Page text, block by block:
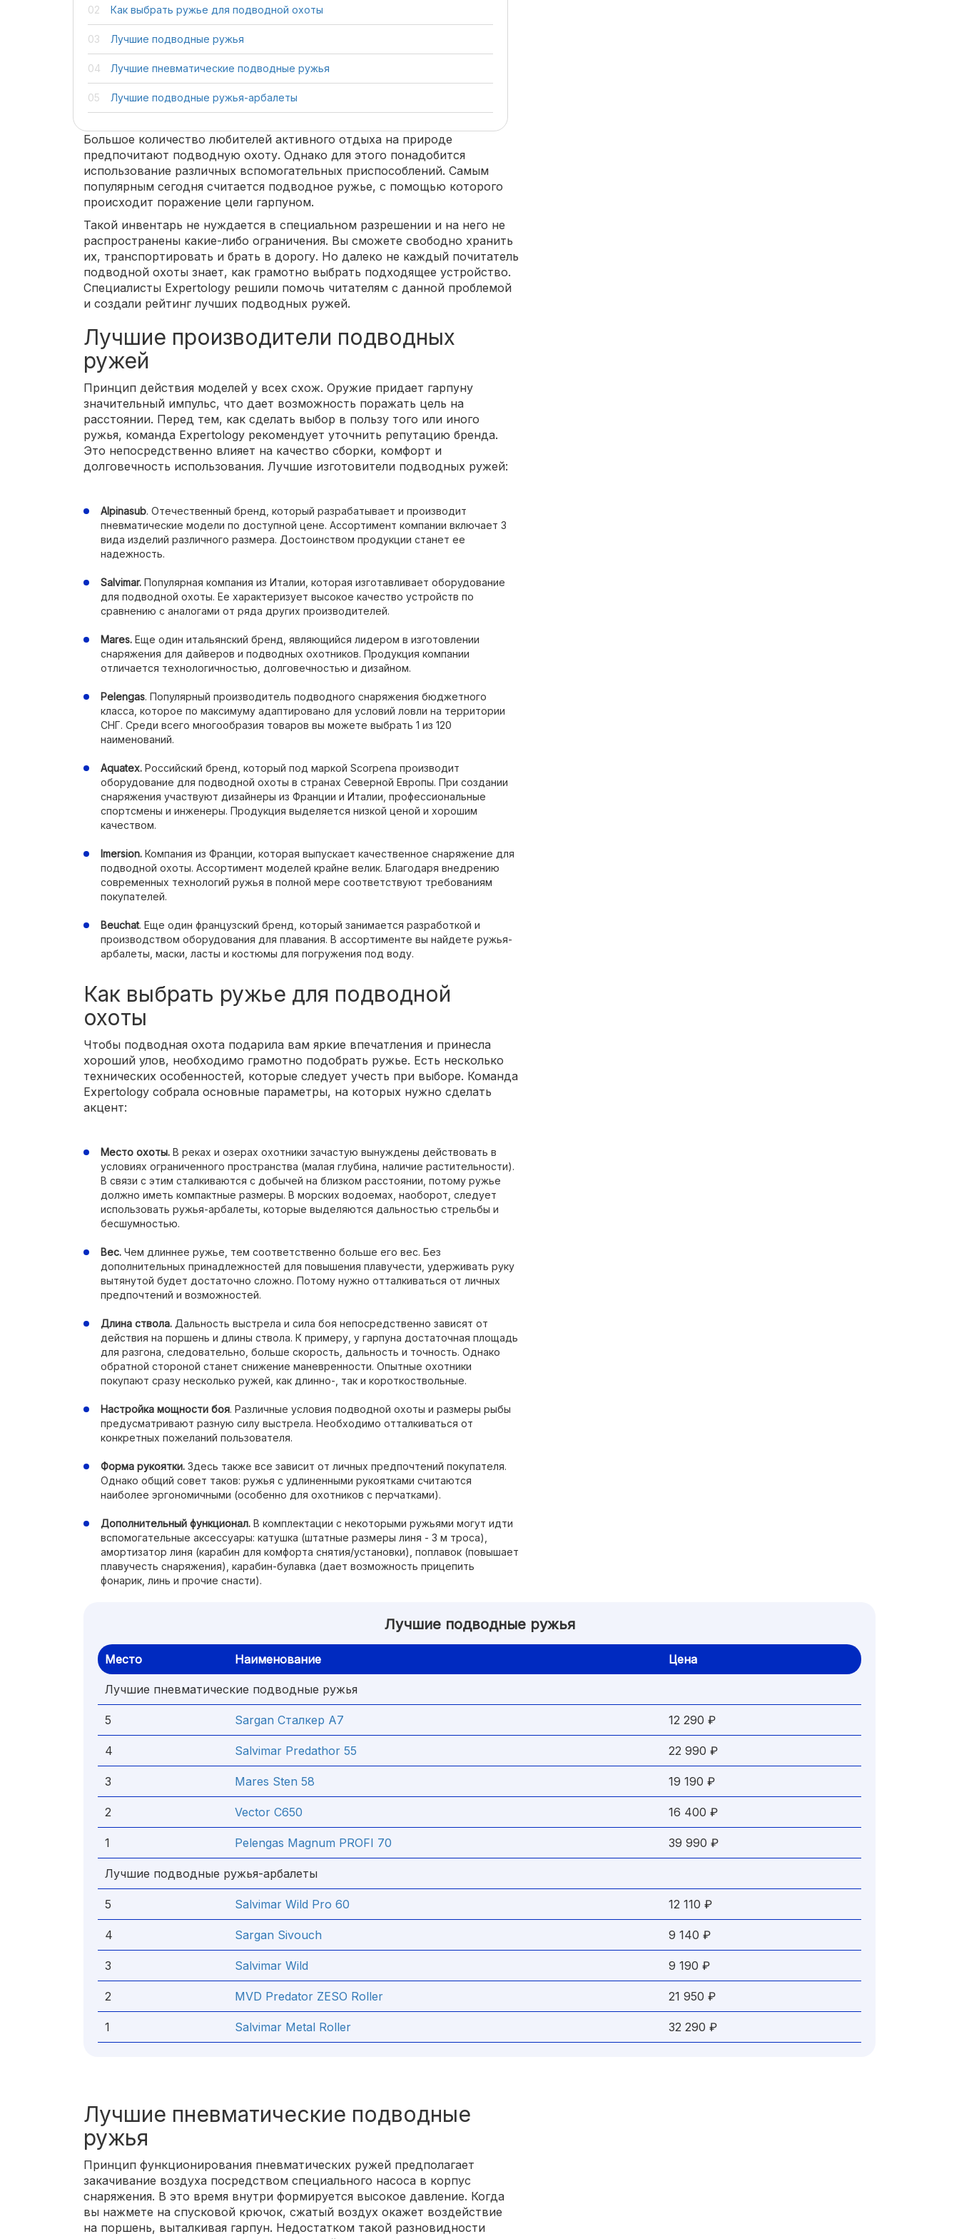
Как выбрать ружье для подводной охоты
Лучшие подводные ружья
Лучшие пневматические подводные ружья
Лучшие подводные ружья-арбалеты
Большое количество любителей активного отдыха на природе
предпочитают подводную охоту. Однако для этого понадобится
использование различных вспомогательных приспособлений. Самым
популярным сегодня считается подводное ружье, с помощью которого
происходит поражение цели гарпуном.
Такой инвентарь не нуждается в специальном разрешении и на него не
распространены какие-либо ограничения. Вы сможете свободно хранить
их, транспортировать и брать в дорогу. Но далеко не каждый почитатель
подводной охоты знает, как грамотно выбрать подходящее устройство.
Специалисты Expertology решили помочь читателям с данной проблемой
и создали рейтинг лучших подводных ружей.
Лучшие производители подводных
ружей
Принцип действия моделей у всех схож. Оружие придает гарпуну
значительный импульс, что дает возможность поражать цель на
расстоянии. Перед тем, как сделать выбор в пользу того или иного
ружья, команда Expertology рекомендует уточнить репутацию бренда.
Это непосредственно влияет на качество сборки, комфорт и
долговечность использования. Лучшие изготовители подводных ружей:
Alpinasub. Отечественный бренд, который разрабатывает и производит
пневматические модели по доступной цене. Ассортимент компании включает 3
вида изделий различного размера. Достоинством продукции станет ее
надежность.
Salvimar. Популярная компания из Италии, которая изготавливает оборудование
для подводной охоты. Ее характеризует высокое качество устройств по
сравнению с аналогами от ряда других производителей.
Mares. Еще один итальянский бренд, являющийся лидером в изготовлении
снаряжения для дайверов и подводных охотников. Продукция компании
отличается технологичностью, долговечностью и дизайном.
Pelengas. Популярный производитель подводного снаряжения бюджетного
класса, которое по максимуму адаптировано для условий ловли на территории
СНГ. Среди всего многообразия товаров вы можете выбрать 1 из 120
наименований.
Aquatex. Российский бренд, который под маркой Scorpena производит
оборудование для подводной охоты в странах Северной Европы. При создании
снаряжения участвуют дизайнеры из Франции и Италии, профессиональные
спортсмены и инженеры. Продукция выделяется низкой ценой и хорошим
качеством.
Imersion. Компания из Франции, которая выпускает качественное снаряжение для
подводной охоты. Ассортимент моделей крайне велик. Благодаря внедрению
современных технологий ружья в полной мере соответствуют требованиям
покупателей.
Beuchat. Еще один французский бренд, который занимается разработкой и
производством оборудования для плавания. В ассортименте вы найдете ружья-
арбалеты, маски, ласты и костюмы для погружения под воду.
Как выбрать ружье для подводной
охоты
Чтобы подводная охота подарила вам яркие впечатления и принесла
хороший улов, необходимо грамотно подобрать ружье. Есть несколько
технических особенностей, которые следует учесть при выборе. Команда
Expertology собрала основные параметры, на которых нужно сделать
акцент:
Место охоты. В реках и озерах охотники зачастую вынуждены действовать в
условиях ограниченного пространства (малая глубина, наличие растительности).
В связи с этим сталкиваются с добычей на близком расстоянии, потому ружье
должно иметь компактные размеры. В морских водоемах, наоборот, следует
использовать ружья-арбалеты, которые выделяются дальностью стрельбы и
бесшумностью.
Вес. Чем длиннее ружье, тем соответственно больше его вес. Без
дополнительных принадлежностей для повышения плавучести, удерживать руку
вытянутой будет достаточно сложно. Потому нужно отталкиваться от личных
предпочтений и возможностей.
Длина ствола. Дальность выстрела и сила боя непосредственно зависят от
действия на поршень и длины ствола. К примеру, у гарпуна достаточная площадь
для разгона, следовательно, больше скорость, дальность и точность. Однако
обратной стороной станет снижение маневренности. Опытные охотники
покупают сразу несколько ружей, как длинно-, так и короткоствольные.
Настройка мощности боя. Различные условия подводной охоты и размеры рыбы
предусматривают разную силу выстрела. Необходимо отталкиваться от
конкретных пожеланий пользователя.
Форма рукоятки. Здесь также все зависит от личных предпочтений покупателя.
Однако общий совет таков: ружья с удлиненными рукоятками считаются
наиболее эргономичными (особенно для охотников с перчатками).
Дополнительный функционал. В комплектации с некоторыми ружьями могут идти
вспомогательные аксессуары: катушка (штатные размеры линя - 3 м троса),
амортизатор линя (карабин для комфорта снятия/установки), поплавок (повышает
плавучесть снаряжения), карабин-булавка (дает возможность прицепить
фонарик, линь и прочие снасти).
Лучшие подводные ружья
Место Наименование Цена
Лучшие пневматические подводные ружья
5 Sargan Сталкер А7 12 290 ₽
4 Salvimar Predathor 55 22 990 ₽
3 Mares Sten 58 19 190 ₽
2 Vector C650 16 400 ₽
1 Pelengas Magnum PROFI 70 39 990 ₽
Лучшие подводные ружья-арбалеты
5 Salvimar Wild Pro 60 12 110 ₽
4 Sargan Sivouch 9 140 ₽
3 Salvimar Wild 9 190 ₽
2 MVD Predator ZESO Roller 21 950 ₽
1 Salvimar Metal Roller 32 290 ₽
Лучшие пневматические подводные
ружья
Принцип функционирования пневматических ружей предполагает
закачивание воздуха посредством специального насоса в корпус
снаряжения. В это время внутри формируется высокое давление. Когда
вы нажмете на спусковой крючок, сжатый воздух окажет воздействие
на поршень, выталкивая гарпун. Недостатком такой разновидности